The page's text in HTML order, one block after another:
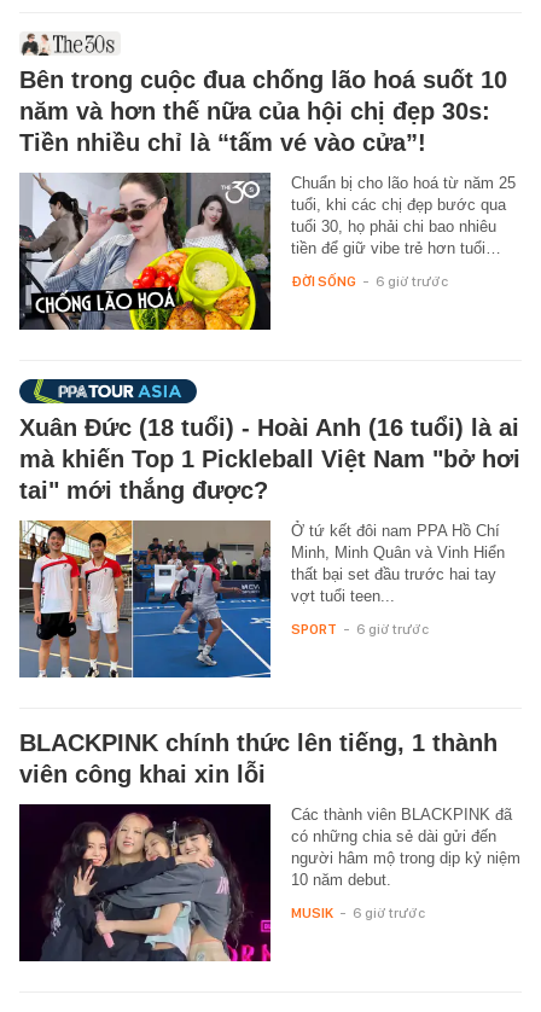
Bên trong cuộc đua chống lão hoá suốt 10
năm và hơn thế nữa của hội chị đẹp 30s:
Tiền nhiều chỉ là “tấm vé vào cửa”!
Chuẩn bị cho lão hoá từ năm 25
tuổi, khi các chị đẹp bước qua
tuổi 30, họ phải chi bao nhiêu
tiền để giữ vibe trẻ hơn tuổi…
ĐỜI SỐNG - 6 giờ trước
Xuân Đức (18 tuổi) - Hoài Anh (16 tuổi) là ai
mà khiến Top 1 Pickleball Việt Nam "bở hơi
tai" mới thắng được?
Ở tứ kết đôi nam PPA Hồ Chí
Minh, Minh Quân và Vinh Hiển
thất bại set đầu trước hai tay
vợt tuổi teen...
SPORT - 6 giờ trước
BLACKPINK chính thức lên tiếng, 1 thành
viên công khai xin lỗi
Các thành viên BLACKPINK đã
có những chia sẻ dài gửi đến
người hâm mộ trong dịp kỷ niệm
10 năm debut.
MUSIK - 6 giờ trước